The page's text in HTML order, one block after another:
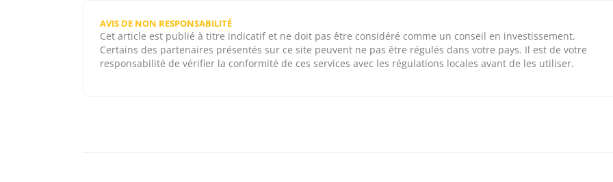
AVIS DE NON RESPONSABILITÉ
Cet article est publié à titre indicatif et ne doit pas être considéré comme un conseil en investissement.
Certains des partenaires présentés sur ce site peuvent ne pas être régulés dans votre pays. Il est de votre
responsabilité de vérifier la conformité de ces services avec les régulations locales avant de les utiliser.